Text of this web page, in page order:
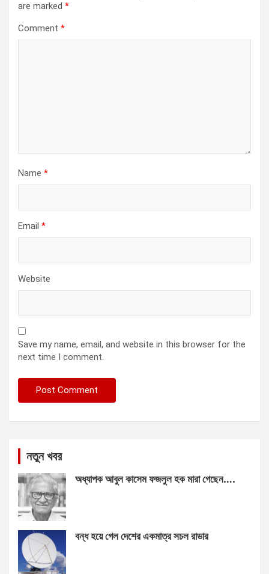
are marked *
Comment *
Name *
Email *
Website
Save my name, email, and website in this browser for the
next time I comment.
নতুন খবর
অধ্যাপক আবুল কাসেম ফজলুল হক মারা গেছেন….
বন্ধ হয়ে গেল দেশের একমাত্র সচল রাডার